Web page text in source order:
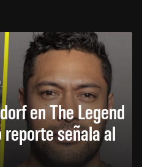
en The Legend
reporte señala al